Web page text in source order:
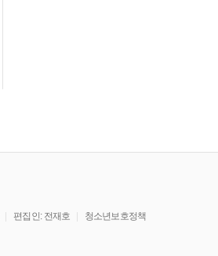
편집인: 전재호
청소년보호정책